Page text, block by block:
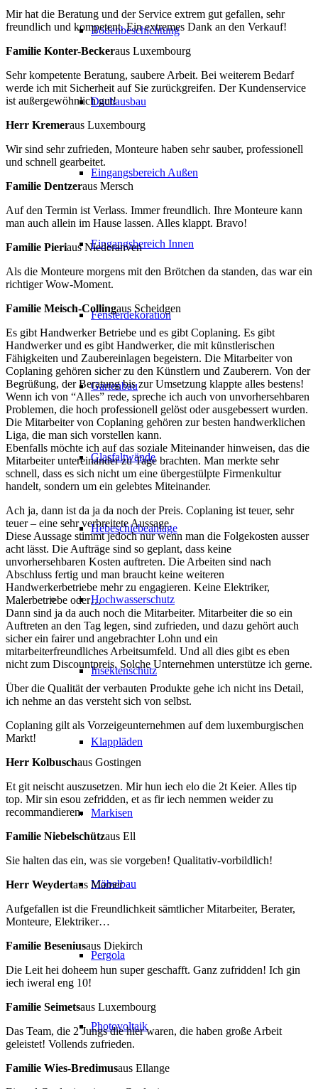
Bodenbeschichtung
Dachausbau
Eingangsbereich Außen
Eingangsbereich Innen
Fensterdekoration
Gartenbau
Glasfaltwände
Hebeschiebeanlage
Hochwasserschutz
Insektenschutz
Klappläden
Markisen
Möbelbau
Pergola
Photovoltaik
Mir hat die Beratung und der Service extrem gut gefallen, sehr
freundlich und kompetent. Ein extremes Dank an den Verkauf!
Familie Konter-Beckeraus Luxembourg
Sehr kompetente Beratung, saubere Arbeit. Bei weiterem Bedarf
werde ich mit Sicherheit auf Sie zurückgreifen. Der Kundenservice
ist außergewöhnlich gut!
Herr Kremeraus Luxembourg
Wir sind sehr zufrieden, Monteure haben sehr sauber, professionell
und schnell gearbeitet.
Familie Dentzeraus Mersch
Auf den Termin ist Verlass. Immer freundlich. Ihre Monteure kann
man auch allein im Hause lassen. Alles klappt. Bravo!
Familie Pieriaus Niederanven
Als die Monteure morgens mit den Brötchen da standen, das war ein
richtiger Wow-Moment.
Familie Meisch-Collingaus Scheidgen
Es gibt Handwerker Betriebe und es gibt Coplaning. Es gibt
Handwerker und es gibt Handwerker, die mit künstlerischen
Fähigkeiten und Zaubereinlagen begeistern. Die Mitarbeiter von
Coplaning gehören sicher zu den Künstlern und Zauberern. Von der
Begrüßung, der Beratung bis zur Umsetzung klappte alles bestens!
Wenn ich von “Alles” rede, spreche ich auch von unvorhersehbaren
Problemen, die hoch professionell gelöst oder ausgebessert wurden.
Die Mitarbeiter von Coplaning gehören zur besten handwerklichen
Liga, die man sich vorstellen kann.
Ebenfalls möchte ich auf das soziale Miteinander hinweisen, das die
Mitarbeiter untereinander zu Tage brachten. Man merkte sehr
schnell, dass es sich nicht um eine übergestülpte Firmenkultur
handelt, sondern um ein gelebtes Miteinander.
Ach ja, dann ist da ja da noch der Preis. Coplaning ist teuer, sehr
teuer – eine sehr verbreitete Aussage.
Diese Aussage stimmt jedoch nur wenn man die Folgekosten ausser
acht lässt. Die Aufträge sind so geplant, dass keine
unvorhersehbaren Kosten auftreten. Die Arbeiten sind nach
Abschluss fertig und man braucht keine weiteren
Handwerkerbetriebe mehr zu engagieren. Keine Elektriker,
Malerbetriebe oder…
Dann sind ja da auch noch die Mitarbeiter. Mitarbeiter die so ein
Auftreten an den Tag legen, sind zufrieden, und dazu gehört auch
sicher ein fairer und angebrachter Lohn und ein
mitarbeiterfreundliches Arbeitsumfeld. Und all dies gibt es eben
nicht zum Discountpreis. Solche Unternehmen unterstütze ich gerne.
Über die Qualität der verbauten Produkte gehe ich nicht ins Detail,
ich nehme an das versteht sich von selbst.
Coplaning gilt als Vorzeigeunternehmen auf dem luxemburgischen
Markt!
Herr Kolbuschaus Gostingen
Et git neischt auszusetzen. Mir hun iech elo die 2t Keier. Alles tip
top. Mir sin esou zefridden, et as fir iech nemmen weider zu
recommandieren.
Familie Niebelschützaus Ell
Sie halten das ein, was sie vorgeben! Qualitativ-vorbildlich!
Herr Weydertaus Mamer
Aufgefallen ist die Freundlichkeit sämtlicher Mitarbeiter, Berater,
Monteure, Elektriker…
Familie Beseniusaus Diekirch
Die Leit hei doheem hun super geschafft. Ganz zufridden! Ich gin
iech iweral eng 10!
Familie Seimetsaus Luxembourg
Das Team, die 2 Jungs die hier waren, die haben große Arbeit
geleistet! Vollends zufrieden.
Familie Wies-Bredimusaus Ellange